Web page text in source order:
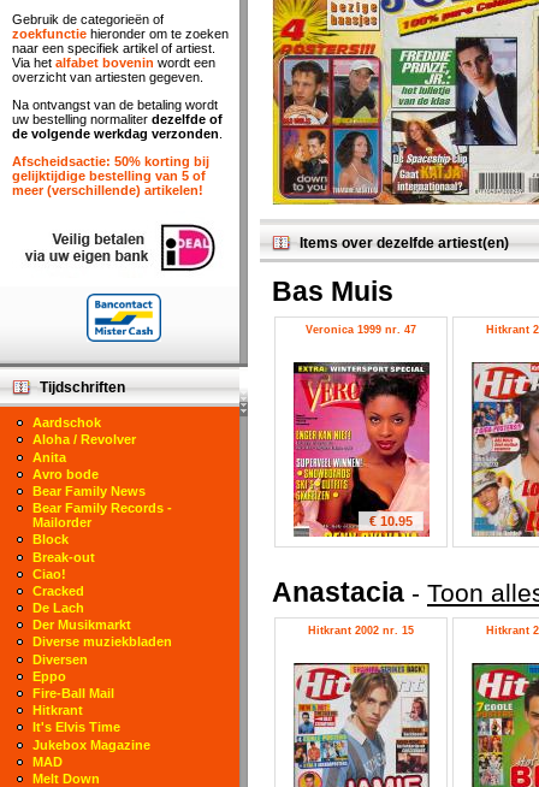
Items over dezelfde artiest(en)
Bas Muis
Veronica 1999 nr. 47
€ 10.95
Hitkrant
Anastacia - Toon
Hitkrant 2002 nr. 15 Hitkrant
Gebruik de categorieën of
zoekfunctie hieronder om te zoeken
naar een specifiek artikel of artiest.
Via het alfabet bovenin wordt een
overzicht van artiesten gegeven.
Na ontvangst van de betaling wordt
uw bestelling normaliter dezelfde of
de volgende werkdag verzonden
Afscheidsactie: 50% korting bij
gelijktijdige bestelling van 5 of
meer (verschillende) artikelen!
Tijdschriften
Aardschok
Aloha / Revolver
Anita
Avro bode
Bear Family News
Bear Family Records -
Mailorder
Block
Break-out
Ciao!
Cracked
De Lach
Der Musikmarkt
Diverse muziekbladen
Diversen
Eppo
Fire-Ball Mail
Hitkrant
It's Elvis Time
Jukebox Magazine
MAD
Melt Down